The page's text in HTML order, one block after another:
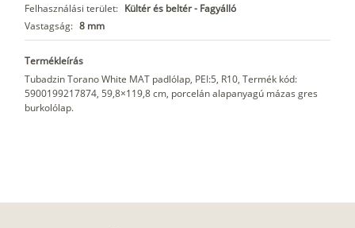
Felhasználási terület: Kültér és beltér - Fagyálló
Vastagság: 8 mm
Termékleírás
Tubadzin Torano White MAT padlólap, PEI:5, R10, Termék kód:
5900199217874, 59,8×119,8 cm, porcelán alapanyagú mázas gres
burkolólap.